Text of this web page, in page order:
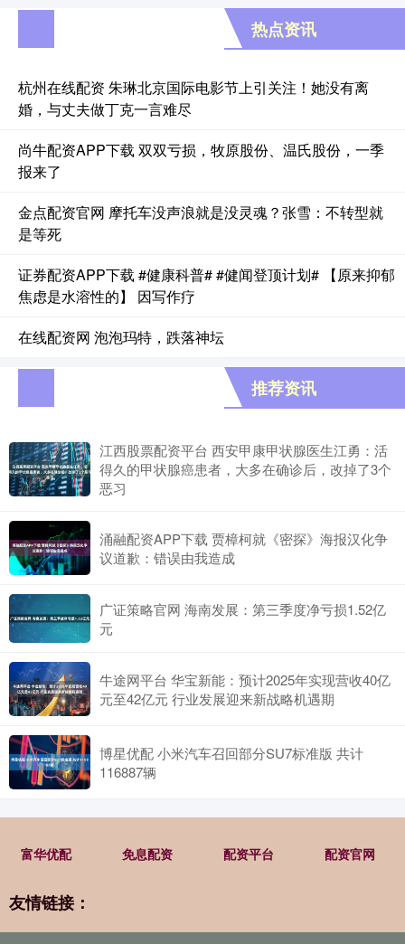
热点资讯
杭州在线配资 朱琳北京国际电影节上引关注！她没有离
婚，与丈夫做丁克一言难尽
尚牛配资APP下载 双双亏损，牧原股份、温氏股份，一季
报来了
金点配资官网 摩托车没声浪就是没灵魂？张雪：不转型就
是等死
证券配资APP下载 #健康科普# #健闻登顶计划# 【原来抑郁
焦虑是水溶性的】 因写作疗
在线配资网 泡泡玛特，跌落神坛
推荐资讯
江西股票配资平台 西安甲康甲状腺医生江勇：活
得久的甲状腺癌患者，大多在确诊后，改掉了3个
恶习
涌融配资APP下载 贾樟柯就《密探》海报汉化争
议道歉：错误由我造成
广证策略官网 海南发展：第三季度净亏损1.52亿
元
牛途网平台 华宝新能：预计2025年实现营收40亿
元至42亿元 行业发展迎来新战略机遇期
博星优配 小米汽车召回部分SU7标准版 共计
116887辆
富华优配 免息配资 配资平台 配资官网
友情链接：